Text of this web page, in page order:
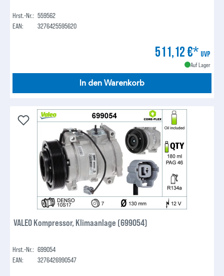
Hrst.-Nr.: 559562
EAN:
3276425595620
511,12 €* UVP
Auf Lager
In den Warenkorb
VALEO Kompressor, Klimaanlage (699054)
Hrst.-Nr.: 699054
EAN:
3276426990547